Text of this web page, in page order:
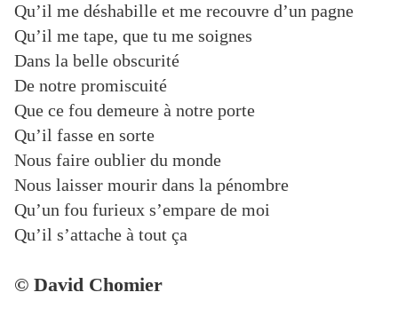
Qu’il me déshabille et me recouvre d’un pagne
Qu’il me tape, que tu me soignes
Dans la belle obscurité
De notre promiscuité
Que ce fou demeure à notre porte
Qu’il fasse en sorte
Nous faire oublier du monde
Nous laisser mourir dans la pénombre
Qu’un fou furieux s’empare de moi
Qu’il s’attache à tout ça
© David Chomier